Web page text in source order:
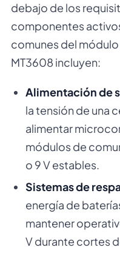
debajo de los
componentes
comunes del
MT3608 incluyen:
Alimentación de
la tensión de una
alimentar
módulos de
o 9 V estables.
Sistemas de
energía de
mantener
V durante cortes